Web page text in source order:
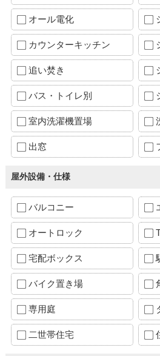
オール電化
カウンターキッチン
追い焚き
バス・トイレ別
室内洗濯機置場
出窓
屋外設備・仕様
バルコニー
オートロック
宅配ボックス
バイク置き場
専用庭
二世帯住宅